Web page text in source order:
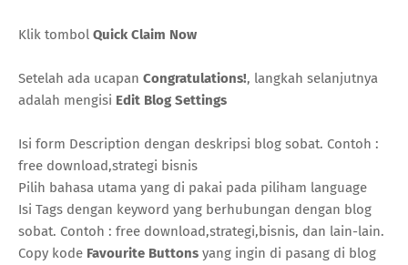
Klik tombol Quick Claim Now
Setelah ada ucapan Congratulations!, langkah selanjutnya
adalah mengisi Edit Blog Settings
Isi form Description dengan deskripsi blog sobat. Contoh :
free download,strategi bisnis
Pilih bahasa utama yang di pakai pada piliham language
Isi Tags dengan keyword yang berhubungan dengan blog
sobat. Contoh : free download,strategi,bisnis, dan lain-lain.
Copy kode Favourite Buttons yang ingin di pasang di blog